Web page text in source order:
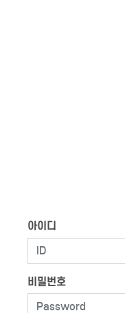
아이디
비밀번호